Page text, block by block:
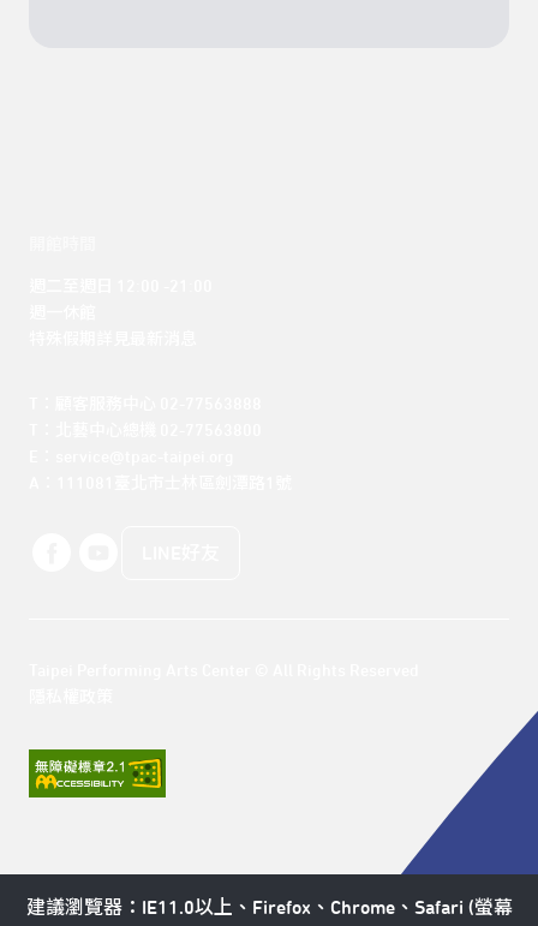
建議瀏覽器：IE11.0以上、Firefox、Chrome、Safari (螢幕